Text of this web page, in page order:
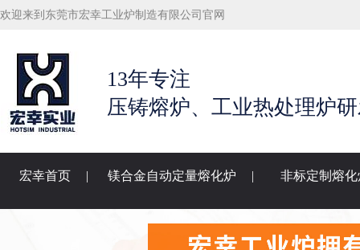
欢迎来到东莞市宏幸工业炉制造有限公司官网
13年专注
压铸熔炉、工业热处理炉
宏幸首页 | 镁合金自动定量熔化炉 | 非标定制熔化